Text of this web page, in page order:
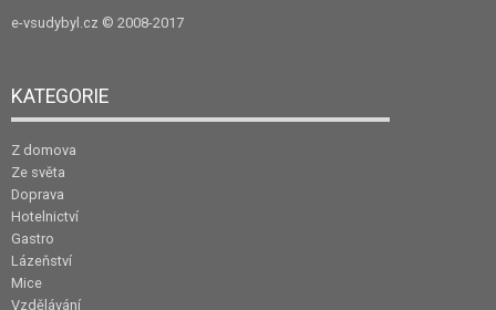
e-vsudybyl.cz © 2008-2017
KATEGORIE
Z domova
Ze světa
Doprava
Hotelnictví
Gastro
Lázeňství
Mice
Vzdělávání